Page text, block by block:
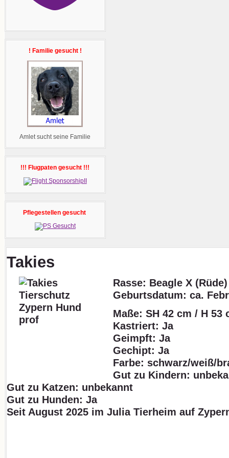
! Familie gesucht !
Amlet sucht seine Familie
!!! Flugpaten gesucht !!!
Pflegestellen gesucht
Takies
Rasse: Beagle X (Rüde)
Geburtsdatum: ca.
Maße: SH 42 cm / H 53
Kastriert: Ja
Geimpft: Ja
Gechipt: Ja
Farbe: schwarz/weiß/
Gut zu Kindern:
Gut zu Katzen: unbekannt
Gut zu Hunden: Ja
Seit August 2025 im Julia Tierheim auf